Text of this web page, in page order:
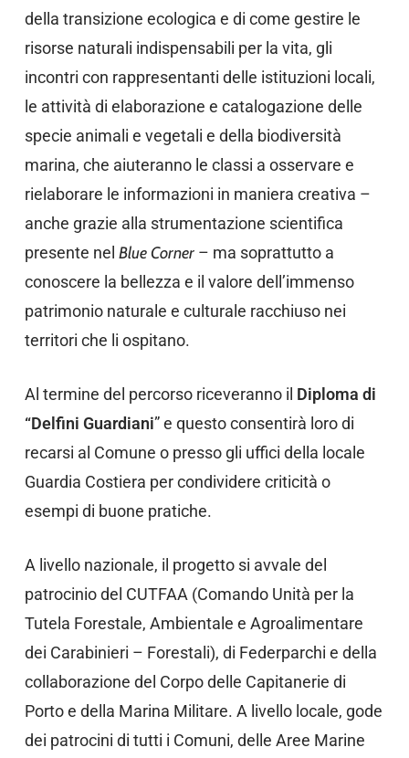
della transizione ecologica e di come gestire le
risorse naturali indispensabili per la vita, gli
incontri con rappresentanti delle istituzioni locali,
le attività di elaborazione e catalogazione delle
specie animali e vegetali e della biodiversità
marina, che aiuteranno le classi a osservare e
rielaborare le informazioni in maniera creativa –
anche grazie alla strumentazione scientifica
presente nel Blue Corner – ma soprattutto a
conoscere la bellezza e il valore dell’immenso
patrimonio naturale e culturale racchiuso nei
territori che li ospitano.
Al termine del percorso riceveranno il Diploma di
“Delfini Guardiani” e questo consentirà loro di
recarsi al Comune o presso gli uffici della locale
Guardia Costiera per condividere criticità o
esempi di buone pratiche.
A livello nazionale, il progetto si avvale del
patrocinio del CUTFAA (Comando Unità per la
Tutela Forestale, Ambientale e Agroalimentare
dei Carabinieri – Forestali), di Federparchi e della
collaborazione del Corpo delle Capitanerie di
Porto e della Marina Militare. A livello locale, gode
dei patrocini di tutti i Comuni, delle Aree Marine